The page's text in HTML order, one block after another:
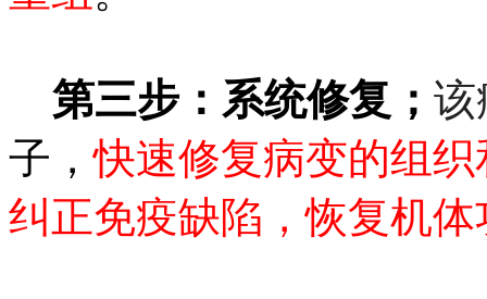
第三步：系统修复； 该
子，快速修复病变的组
纠正免疫缺陷，恢复机体